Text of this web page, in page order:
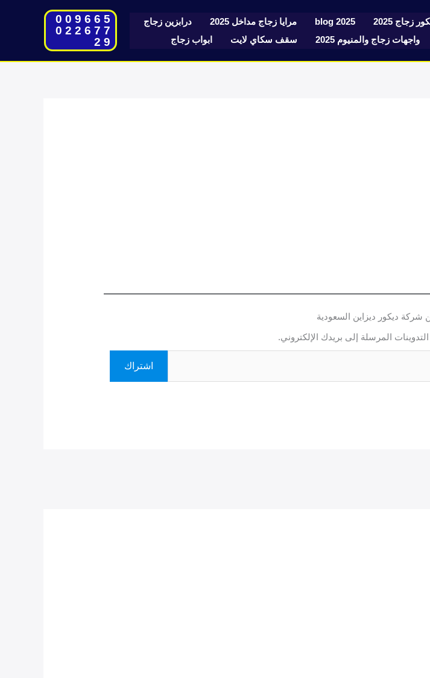
زجاج 2025 blog 2025 مرايا زجاج مداخل 2025
درابزين زجاج
واجهات زجاج والمنيوم 2025 سقف سكاي لايت ابواب زجاج
009665
022677
29
شركة ديكور ديزاين السعودية
المرسلة إلى بريدك الإلكتروني.
اشتراك